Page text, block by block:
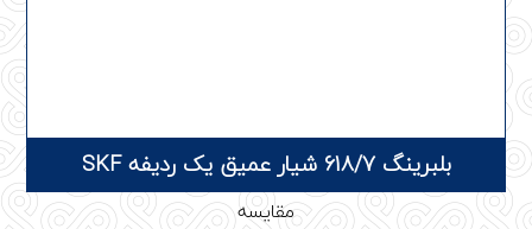
بلبرینگ 618/7 شیار عمیق یک ردیفه SKF
مقایسه